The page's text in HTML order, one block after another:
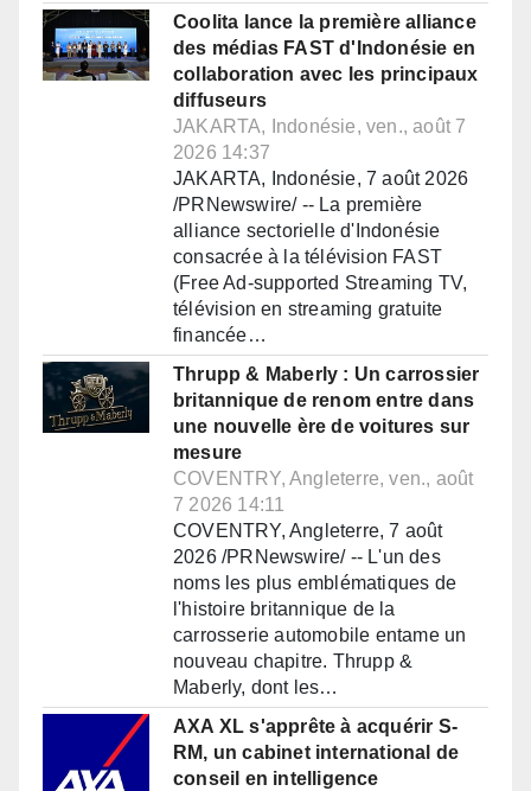
Coolita lance la première alliance
des médias FAST d'Indonésie en
collaboration avec les principaux
diffuseurs
JAKARTA, Indonésie, ven., août 7
2026 14:37
JAKARTA, Indonésie, 7 août 2026
/PRNewswire/ -- La première
alliance sectorielle d'Indonésie
consacrée à la télévision FAST
(Free Ad-supported Streaming TV,
télévision en streaming gratuite
financée…
Thrupp & Maberly : Un carrossier
britannique de renom entre dans
une nouvelle ère de voitures sur
mesure
COVENTRY, Angleterre, ven., août
7 2026 14:11
COVENTRY, Angleterre, 7 août
2026 /PRNewswire/ -- L'un des
noms les plus emblématiques de
l'histoire britannique de la
carrosserie automobile entame un
nouveau chapitre. Thrupp &
Maberly, dont les…
AXA XL s'apprête à acquérir S-
RM, un cabinet international de
conseil en intelligence